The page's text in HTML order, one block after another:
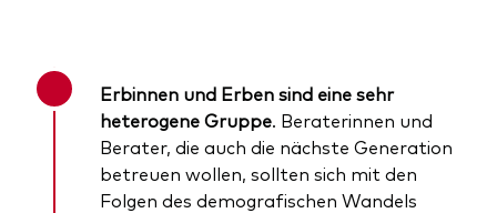
Erbinnen und Erben sind eine sehr
heterogene Gruppe. Beraterinnen und
Berater, die auch die nächste Generation
betreuen wollen, sollten sich mit den
Folgen des demografischen Wandels